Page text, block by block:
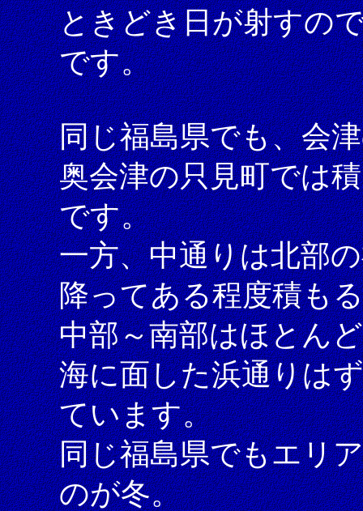
ときどき日が射すの
です。
同じ福島県でも、会
奥会津の只見町では
です。
一方、中通りは北部
降ってある程度積も
中部～南部はほとん
海に面した浜通りは
ています。
同じ福島県でもエリ
のが冬。